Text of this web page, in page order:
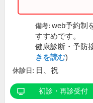
備考: web予約制
すすめです。
健康診断・予防
きを読む)
休診日: 日、祝
初診・再診受付